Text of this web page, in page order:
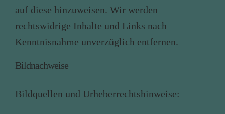
auf diese hinzuweisen. Wir werden
rechtswidrige Inhalte und Links nach
Kenntnisnahme unverzüglich entfernen.
Bildnachweise
Bildquellen und Urheberrechtshinweise: